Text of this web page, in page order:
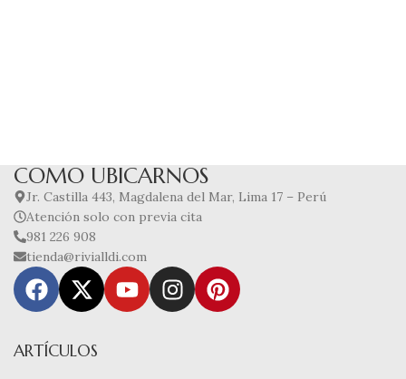
COMO UBICARNOS
Jr. Castilla 443, Magdalena del Mar, Lima 17 – Perú
Atención solo con previa cita
981 226 908
tienda@rivialldi.com
ARTÍCULOS